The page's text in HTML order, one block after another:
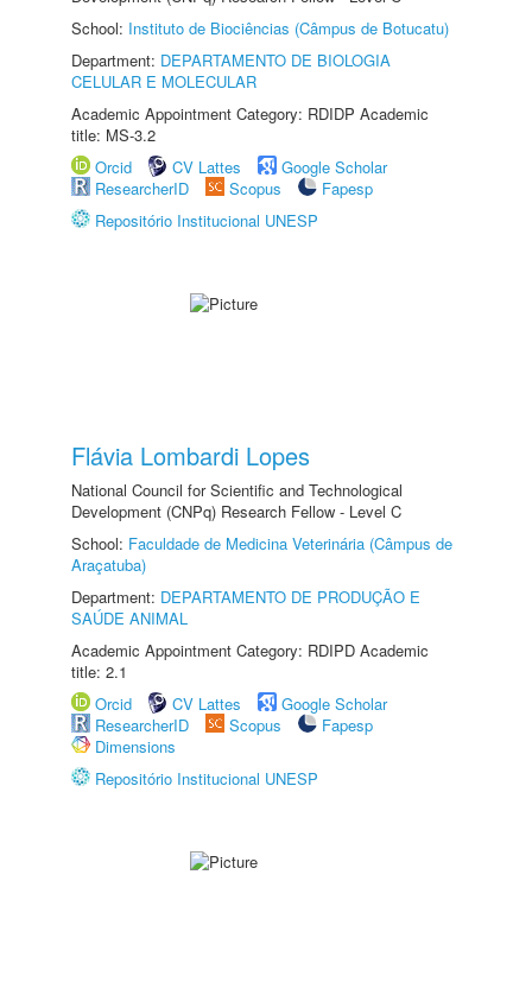
School: Instituto de Biociências (Câmpus de Botucatu)
Department: DEPARTAMENTO DE BIOLOGIA
CELULAR E MOLECULAR
Academic Appointment Category: RDIDP Academic
title: MS-3.2
Orcid
CV Lattes
Google Scholar
ResearcherID
Scopus
Fapesp
Repositório Institucional UNESP
Flávia Lombardi Lopes
National Council for Scientific and Technological
Development (CNPq) Research Fellow - Level C
School: Faculdade de Medicina Veterinária (Câmpus de
Araçatuba)
Department: DEPARTAMENTO DE PRODUÇÃO E
SAÚDE ANIMAL
Academic Appointment Category: RDIPD Academic
title: 2.1
Orcid
CV Lattes
Google Scholar
ResearcherID
Scopus
Fapesp
Dimensions
Repositório Institucional UNESP